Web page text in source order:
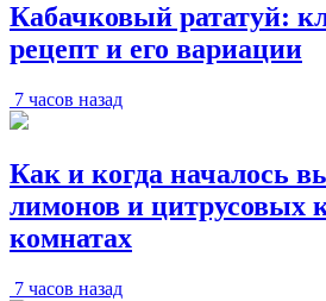
Кабачковый рататуй:
рецепт и его вариации
7 часов назад
Как и когда началось
лимонов и цитрусовых
комнатах
7 часов назад